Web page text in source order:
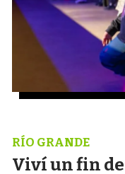
Viví un fin
RÍO GRANDE